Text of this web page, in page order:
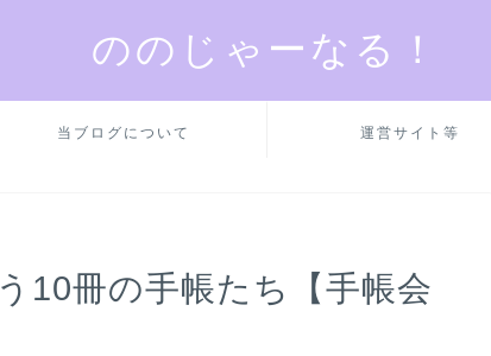
ののじゃーなる！
当ブログについて 運営サイト等
10冊の手帳たち【手帳会